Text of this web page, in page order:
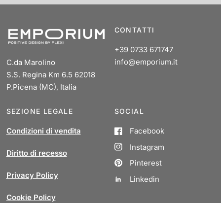
C.da Marolino
S.S. Regina Km 6.5 62018
P.Picena (MC), Italia
CONTATTI
+39 0733 671747
info@emporium.it
SEZIONE LEGALE
Condizioni di vendita
Diritto di recesso
Privacy Policy
Cookie Policy
SOCIAL
Facebook
Instagram
Pinterest
Linkedin